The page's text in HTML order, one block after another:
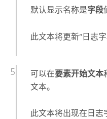
默认显示名称是字段
此文本将更新“日志字
可以在要素开始文本
文本。
此文本将出现在日志